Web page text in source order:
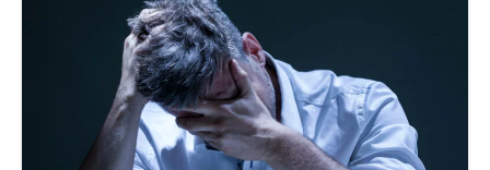
عکاسی و هنرهای تجسمی
کتاب و کتاب‌خوانی
تاریخ